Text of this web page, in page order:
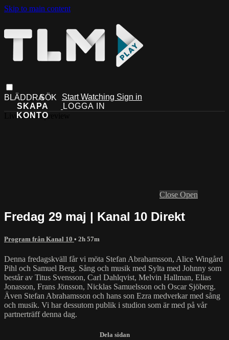
Skip to main content
Start Watching Sign in
Live stream preview
Close Open
Fredag 29 maj | Kanal 10 Direkt
Program från Kanal 10 • 2h 57m
Denna fredagskväll får vi möta Stefan Abrahamsson, Alice Wingård
Pihl och Samuel Berg. Sång och musik med Sylta med Johnny som
består av Titus Svensson, Carl Dahlqvist, Melvin Hallman, Elias
Jonasson, Frans Jönsson, Nicklas Samuelsson och Oscar Sjöberg.
Även Stefan Abrahamsson och hans son Ezra medverkar med sång
och musik. Vi har dessutom publik i studion som är med på vår
partnerträff denna dag.